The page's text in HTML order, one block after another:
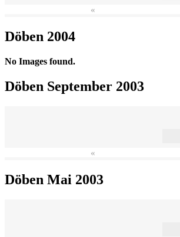
«
Döben 2004
No Images found.
Döben September 2003
«
Döben Mai 2003